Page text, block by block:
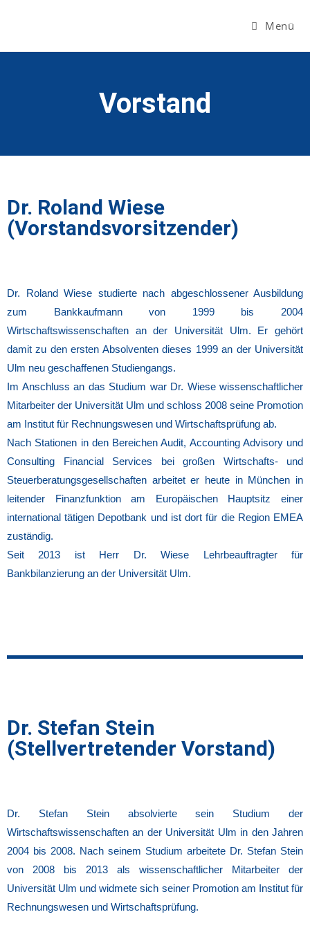
Menü
Vorstand
Dr. Roland Wiese
(Vorstandsvorsitzender)
Dr. Roland Wiese studierte nach abgeschlossener Ausbildung
zum Bankkaufmann von 1999 bis 2004
Wirtschaftswissenschaften an der Universität Ulm. Er gehört
damit zu den ersten Absolventen dieses 1999 an der Universität
Ulm neu geschaffenen Studiengangs.
Im Anschluss an das Studium war Dr. Wiese wissenschaftlicher
Mitarbeiter der Universität Ulm und schloss 2008 seine Promotion
am Institut für Rechnungswesen und Wirtschaftsprüfung ab.
Nach Stationen in den Bereichen Audit, Accounting Advisory und
Consulting Financial Services bei großen Wirtschafts‐ und
Steuerberatungsgesellschaften arbeitet er heute in München in
leitender Finanzfunktion am Europäischen Hauptsitz einer
international tätigen Depotbank und ist dort für die Region EMEA
zuständig.
Seit 2013 ist Herr Dr. Wiese Lehrbeauftragter für
Bankbilanzierung an der Universität Ulm.
Dr. Stefan Stein
(Stellvertretender Vorstand)
Dr. Stefan Stein absolvierte sein Studium der
Wirtschaftswissenschaften an der Universität Ulm in den Jahren
2004 bis 2008. Nach seinem Studium arbeitete Dr. Stefan Stein
von 2008 bis 2013 als wissenschaftlicher Mitarbeiter der
Universität Ulm und widmete sich seiner Promotion am Institut für
Rechnungswesen und Wirtschaftsprüfung.